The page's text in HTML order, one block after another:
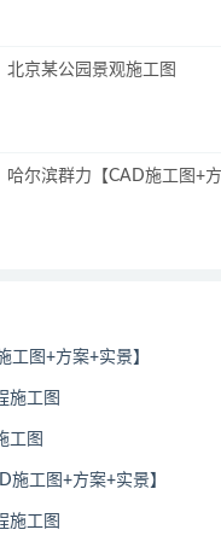
北京某公园景观施工图
哈尔滨群力【CAD施工图+方
工图+方案+实景】
施工图
工图
施工图+方案+实景】
施工图